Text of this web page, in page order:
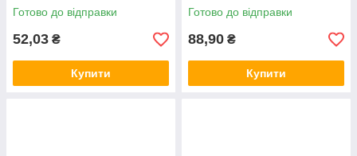
Готово до відправки
52,03 ₴
Купити
Готово до відправки
88,90 ₴
Купити